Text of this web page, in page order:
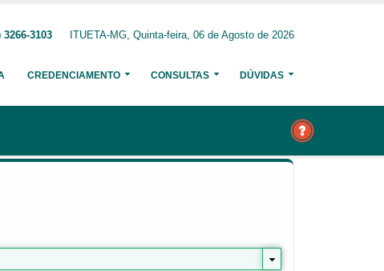
3266-3103 ITUETA-MG, Quinta-feira, 06 de Agosto de 2026
CREDENCIAMENTO CONSULTAS DÚVIDAS